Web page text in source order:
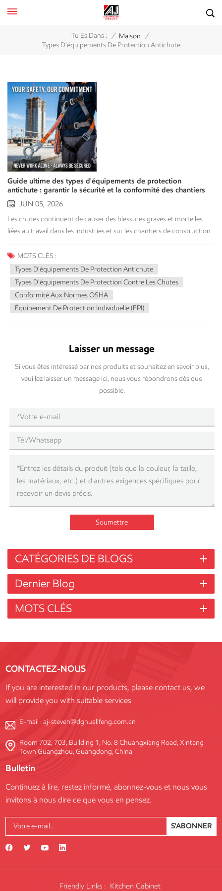
Tu Es Dans : / Maison /
Types D'équipements De Protection Antichute
Guide ultime des types d'équipements de protection
antichute : garantir la sécurité et la conformité des chantiers
JUN 05, 2026
Les chutes continuent de causer des blessures graves et mortelles liées au travail dans les industries et sur les chantiers de construction du monde entier. Pour le chef de projet, le propriétaire d'un important parc d'équipements et le responsable de la sécurité, un plan de protection antichute efficace va bien au-delà du simple respect des réglementations ; il peut sauver des vies et prévenir des pertes catastrophiques.Pour créer un environnement de travail sans accident, vous devez savoir comment utiliser le équipement de protection antichute Afin de protéger vos employés contre les chutes de hauteur, nous vous expliquons les différents types d'équipements de protection antichute et leurs applications spécifiques. Vous pourrez ainsi faire un choix éclairé et mettre en œuvre toutes les mesures nécessaires pour prévenir les blessures graves, voire mortelles, liées à une chute de hauteur sur votre lieu de travail. 1. La hiérarchie de la protection contre les chutes : contrôles individuels vs. contrôles techniques Avant d'aborder les équipements spécifiques, il est crucial de comprendre que la protection antichute se divise en deux philosophies opérationnelles principales : la protection antichute passive (contrôles techniques) et la protection antichute active (systèmes individuels).Une stratégie de sécurité intelligente privilégie toujours l'élimination du danger ou les mesures d'ingénierie collectives avant de s'appuyer sur… équipement de protection individuelle (EPI).Systèmes de protection passive contre les chutesUne fois installés, les systèmes passifs ne nécessitent aucune intervention, aucun réglage ni aucun effort de la part du travailleur. Ils constituent une barrière physique, permanente ou temporaire, entre le travailleur et le risque de chute.Systèmes de protection antichute actifsLes systèmes actifs reposent sur un équipement spécialisé que les travailleurs doivent porter et fixer à un point d'ancrage. Ils sont utilisés lorsque les barrières physiques, comme les garde-corps, sont impraticables en raison du manque d'espace ou de la nature des travaux. 2. Types essentiels d'équipements de protection passive contre les chutes Lorsque la sécurité collective sur un chantier est l'objectif principal, les systèmes passifs constituent la première ligne de défense. Ils protègent simultanément toutes les personnes présentes sur le pont, ce qui les rend particulièrement rentables pour les projets de grande envergure.Systèmes de garde-corpsLa méthode la plus courante de protection passive contre les chutes est le système de garde-corps qui peut être installé le long des bords ouverts, des bords de toit et des plateformes d'échafaudage.Un système de garde-corps typique se compose d'une lisse supérieure, d'une lisse intermédiaire et d'une plinthe. La lisse supérieure doit avoir une hauteur minimale de 107 cm (42 pouces). L'OSHA (Occupational Safety and Health Administration) définit les exigences relatives aux garde-corps.Utilisations typiques : Bords de toiture, passerelles industrielles et échafaudages. Permanents et temporaires.Systèmes de filet de sécuritéLes filets de sécurité sont principalement utilisés par les travailleurs qui se déplacent en hauteur sur de vastes chantiers, comme par exemple lors de la construction de ponts ou du montage de structures métalliques de grande hauteur. Fonction: Un filet de sécurité n'est pas conçu pour empêcher une chute. Son rôle est d'amortir le choc et d'absorber l'énergie libérée afin de prévenir les blessures graves.Entretien: Les filets de sécurité sont régulièrement inspectés afin de détecter tout dommage ou débris à leur surface. De plus, ils sont contrôlés pour déceler tout signe de dégradation par les UV et toute déchirure.Lignes d'avertissement et zones de contrôleUtilisées principalement sur les toits plats ou à faible pente, les lignes de signalisation sont constituées de cordes, de câbles ou de chaînes signalées à intervalles très visibles. Elles forment une barrière érigée à une distance précise (généralement d'au moins 1,80 mètre) du bord du toit afin d'avertir les travailleurs qu'ils approchent d'une zone à risque de chute. 3. Protection active contre les chutes : Comprendre le système individuel d’arrêt de chute (PFAS) Lorsque les systèmes passifs ne peuvent être mis en œuvre, un Système d'arrêt de chute personnel (PFAS)devient obligatoire. Un dispositif antichute ne protège pas un travailleur contre une chute ; il arrête (retient) sa chute en plein vol avant qu’il n’atteigne le niveau inférieur.Un PFAS efficace repose sur la formule ABCD, où chaque composant doit fonctionner parfaitement en harmonie.+-------------------------------------------------------------+| L'ABCD d'un PFAS|+--------------------------+----------------------------------+| A - Ancrage | Le point d'attache sûr|| B - Vêtements de corps | Le harnais de sécurité intégral|| C - Dispositif de connexion | Longes ou lignes de vie autorétractables || D - Dispositif de décélération | Amortisseurs pour réduire la force|+--------------------------+----------------------------------+A – Anchorage (Le point d'ancrage)Le point d'ancrage est la fondation structurelle solide à laquelle le reste du système se connecte.Les systèmes de protection antichute doivent résister à des forces considérables, pouvant atteindre 22,2 kN (5 000 lb) par travailleur attaché, lors d'une chute. Les ingénieurs concepteurs doivent donc doubler cette force de chute pour dimensionner le système.Types d'ancrages SRL : Ancrages permanents (anneaux en D – acier certifié) fixés de façon permanente à la structure, et ancrages temporaires/mobiles (par exemple, pinces de poutre, ancrages de toit, chariots d'ancrage lourds).B – Vêtements pour le corps (harnais intégral)Les équipements de protection antichute ont évolué au fil des ans. Aujourd'hui, le harnais de sécurité complet est l'équipement autorisé pour l'arrêt des chutes. Les ceintures de sécurité plus anciennes sont strictement interdites comme équipement de protection antichute, car elles peuvent provoquer de graves blessures internes en cas de chute.Les harnais de sécurité complets sont conçus pour répartir les forces de chute sur les points les plus robustes du corps de l'utilisateur : les cuisses, le bassin, la poitrine et les épaules.Positionnement des anneaux : Points de fixation des anneaux en D - L'arrêt de chute s'effectue en reliant le harnais de sécurité au système antichute au moyen de l'anneau en D dorsal, situé entre les omoplates. Les points de fixation des anneaux en D sternaux (sur la poitrine) sont généralement réservés à l'utilisation avec un système d'escalade guidée ou pour les opérations de sauvetage.D-C et D – Dispositifs de connexion et de décélérationLe connecteur est fixé au point d'ancrage et est généralement équipé d'un dispositif de décélération pour ralentir la chute du travailleur.Lanières antichoc : Ces longes sont généralement fabriquées avec une sangle robuste et comportent une âme. Cette âme se rompt ou se brise lors d'une chute, ce qui absorbe l'énergie du choc et stoppe la chute du travailleur à un niveau sûr (environ 816 kg ou moins).Lignes de vie autorétractables (LVA) : Ces lignes de vie, souvent appelées « lignes de sécurité », sont couramment utilisées sur les lieux de travail. La ligne de vie à rappel automatique se déploie au fur et à mesure des mouvements de l'utilisateur. En cas de chute, le frein centrifuge interne se bloque instantanément pour stopper la chute. Généralement, la hauteur de chute est de quelques centimètres seulement. C'est pourquoi les lignes de vie à rappel automatique sont si populaires. Autre avantage : elles permettent de réduire la distance de dégagement nécessaire en cas de chute par rapport à l'utilisation d'une longe de 1,80 m. 4. Équipement de positionnement au travail et de retenue des chutes Tous les systèmes actifs ne sont pas conçus pour rattraper un travailleur en cas de chute. Deux autres dispositifs essentiels sont conçus pour modifier les mouvements de l'utilisateur afin d'éviter toute chute.Systèmes de retenue de chuteUn système antichute fonctionne comme une laisse pour chien. Il relie le travailleur à un point d'ancrage par une longe de longueur fixe, trop courte pour lui permettre d'atteindre le bord d'un toit ou d'une plateforme. Comme le travailleur ne peut pas tomber, ces systèmes ne nécessitent pas d'amortisseurs.Systèmes de positionnement au travailCouramment utilisé par les monteurs de pylônes, les ferrailleurs et les arboristes, l'équipement de positionnement au travail maintient un travailleur en place sur une surface verticale (comme un mur ou un poteau), lui laissant les mains libres pour travailler.Note cruciale :Les systèmes de maintien au travail vous retiennent, mais ils n'arrêtent pas les chutes. Ils doivent toujours être complétés par un système antichute individuel distinct.· 5. Lignes de vie horizontales et verticales Lorsque les travailleurs doivent se déplacer horizontalement ou verticalement sur de longues distances, les points d'ancrage fixes uniques deviennent impraticables. C'est là qu'interviennent les systèmes de lignes de vie.Lignes de vie horizontales (LVH) :Un câble souple ou une sangle est reliés entre deux points d'ancrage. Les travailleurs y attachent leurs longes et peuvent ainsi marcher parallèlement au bord du précipice en toute sécurité.Lignes de vie verticales (LVV) :Une corde ou un câble descendant verticalement le long d'une échelle ou d'une structure, équipé d'un bloqueur mobile. Ce bloqueur accompagne le travailleur de haut en bas, mais se verrouille instantanément sur le câble vertical en cas de chute. 6. Points de contrôle d'inspection, d'entretien et de conformité Posséder les meilleurs équipements de protection antichute ne sert à rien si ces équipements sont mal entretenus ou mal adaptés. Pour rester conforme aux normes de sécurité internationales telles que l'OSHA ou l'ANSI, appliquez les protocoles suivants :Inspections préalab
MOTS CLÉS :
Types D'équipements De Protection Antichute
Types D'équipements De Protection Contre Les Chutes
Conformité Aux Normes OSHA
Équipement De Protection Individuelle (EPI)
Laisser un message
Si vous êtes intéressé par nos produits et souhaitez en savoir plus,
veuillez laisser un message ici, nous vous répondrons dès que
possible.
Soumettre
CATÉGORIES DE BLOGS
Dernier Blog
MOTS CLÉS
CONTACTEZ-NOUS
If you are interested in our products, please contact us, we
will provide you with suitable services
E-mail :aj-steven@dghualifeng.com.cn
Room 702, 703, Building 1, No. 8 Chuangxiang Road, Xintang
Town Guangzhou, Guangdong, China
Bulletin
Continuez à lire, restez informé, abonnez-vous et nous vous
invitons à nous dire ce que vous en pensez.
S'ABONNER
Friendly Links : Kitchen Cabinet